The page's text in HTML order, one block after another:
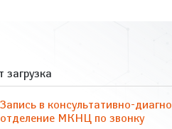
загрузка
Запись в консультативно-
отделение МКНЦ по звонку